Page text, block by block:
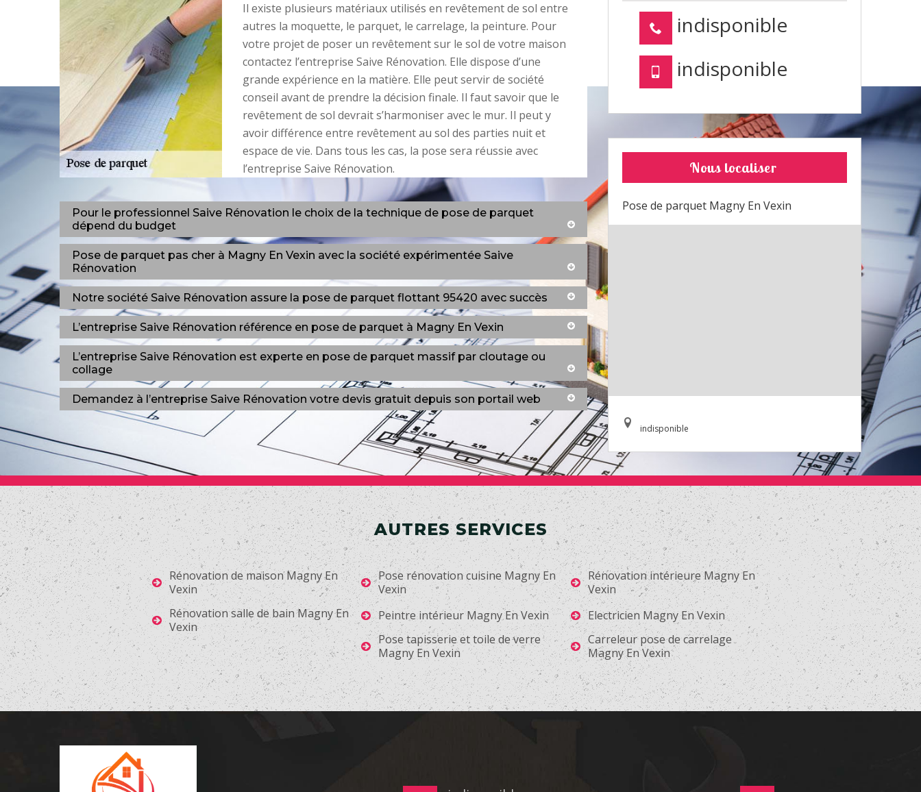
Il existe plusieurs matériaux utilisés en revêtement de sol entre
autres la moquette, le parquet, le carrelage, la peinture. Pour
votre projet de poser un revêtement sur le sol de votre maison
contactez l’entreprise Saive Rénovation. Elle dispose d’une
grande expérience en la matière. Elle peut servir de société
conseil avant de prendre la décision finale. Il faut savoir que le
revêtement de sol devrait s’harmoniser avec le mur. Il peut y
avoir différence entre revêtement au sol des parties nuit et
espace de vie. Dans tous les cas, la pose sera réussie avec
l’entreprise Saive Rénovation.
Pour le professionnel Saive Rénovation le choix de la technique de pose de parquet
dépend du budget
Pose de parquet pas cher à Magny En Vexin avec la société expérimentée Saive
Rénovation
Notre société Saive Rénovation assure la pose de parquet flottant 95420 avec succès
L’entreprise Saive Rénovation référence en pose de parquet à Magny En Vexin
L’entreprise Saive Rénovation est experte en pose de parquet massif par cloutage ou
collage
Demandez à l’entreprise Saive Rénovation votre devis gratuit depuis son portail web
indisponible
indisponible
Nous localiser
Pose de parquet Magny En Vexin
indisponible
AUTRES SERVICES
Rénovation de maison Magny En
Vexin
Rénovation salle de bain Magny En
Vexin
Pose rénovation cuisine Magny En
Vexin
Peintre intérieur Magny En Vexin
Pose tapisserie et toile de verre
Magny En Vexin
Rénovation intérieure Magny En
Vexin
Electricien Magny En Vexin
Carreleur pose de carrelage
Magny En Vexin